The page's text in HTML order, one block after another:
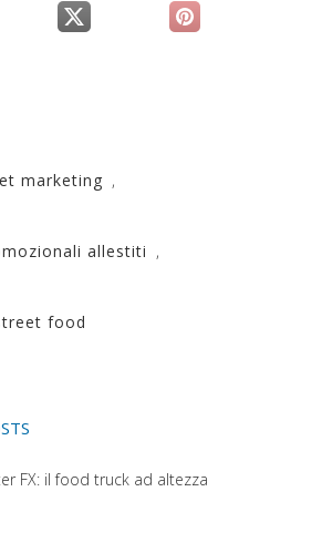
in una nuova scheda)
(si apre in una nuova scheda)
(si apre in una
marketing ,
allestiti ,
food
FX: il food truck ad altezza